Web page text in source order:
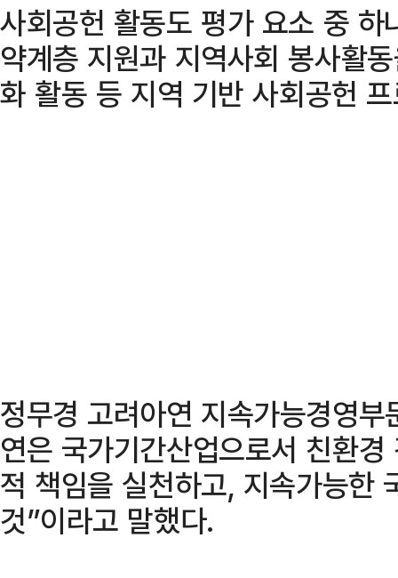
사회공헌 활동도 평가 요소 중
약계층 지원과 지역사회 봉사활
화 활동 등 지역 기반 사회공헌
정무경 고려아연 지속가능경영
연은 국가기간산업으로서 친환
적 책임을 실천하고, 지속가능한
것”이라고 말했다.